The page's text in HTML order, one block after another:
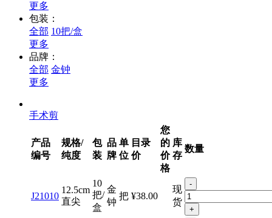
更多
包装：
全部 10把/盒
更多
品牌：
全部 金钟
更多
手术剪
产品
编号
规格/
纯度
包
装
品
牌
单
位
目录
价
您
的
价
格
库
存
数量
J21010
12.5cm
直尖
10
把/
盒
金
钟
把 ¥38.00
现
货
-
+